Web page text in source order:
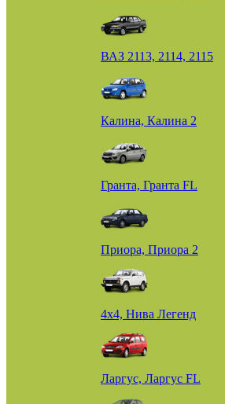
ВАЗ 2113, 2114, 2115
Калина, Калина 2
Гранта, Гранта FL
Приора, Приора 2
4х4, Нива Легенд
Ларгус, Ларгус FL